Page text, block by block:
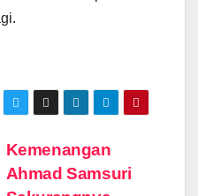
Kemenangan
Ahmad Samsuri